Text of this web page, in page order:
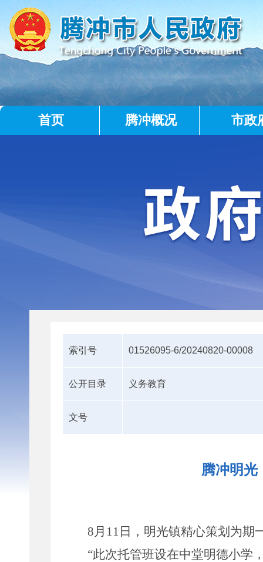
首页 腾冲概况 市政
索引号 01526095-6/20240820-00008
公开目录 义务教育
文号
腾冲明光
8月 11 日，明光镇精心策划为期
“此次托管班设在中堂明德小学